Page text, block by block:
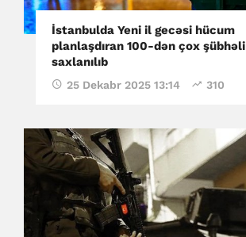
İstanbulda Yeni il gecəsi hücum
planlaşdıran 100-dən çox şübhəli
saxlanılıb
25 Dekabr 2025 13:14 310